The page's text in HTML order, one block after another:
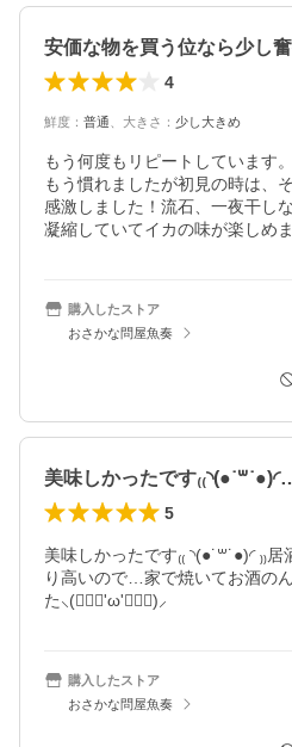
安価な物を買う位なら少し奮
4
鮮度 ： 普通 大きさ ： 少し大きめ
もう何度もリピートしています。
もう慣れましたが初見の時は、
感激しました！流石、一夜干し
凝縮していてイカの味が楽しめま
購入したストア
おさかな問屋魚奏
美味しかったです
5
美味しかったです₍₍ ◝(●˙꒳˙●)◜
り高いので…家で焼いてお酒の
た⸜(๑⃙⃘'ω'๑⃙⃘)⸝
購入したストア
おさかな問屋魚奏